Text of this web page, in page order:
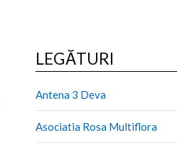
LEGĂTURI
Antena 3 Deva
Asociatia Rosa Multiflora